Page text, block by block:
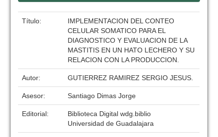
Título:
IMPLEMENTACION DEL CONTEO
CELULAR SOMATICO PARA EL
DIAGNOSTICO Y EVALUACION DE LA
MASTITIS EN UN HATO LECHERO Y SU
RELACION CON LA PRODUCCION.
Autor: GUTIERREZ RAMIREZ SERGIO JESUS.
Asesor: Santiago Dimas Jorge
Editorial:
Biblioteca Digital wdg.biblio
Universidad de Guadalajara